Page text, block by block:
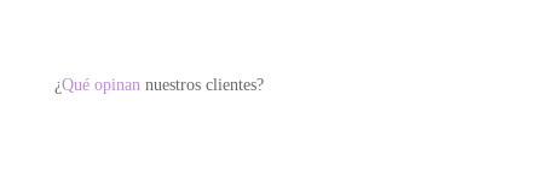
en
¿Qué opinannuestros clientes?